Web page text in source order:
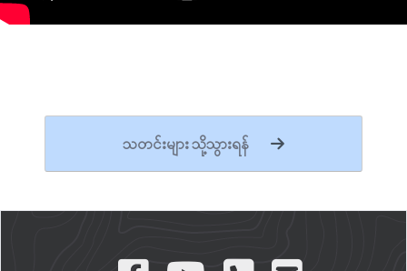
သတင်းများ သို့သွားရန်